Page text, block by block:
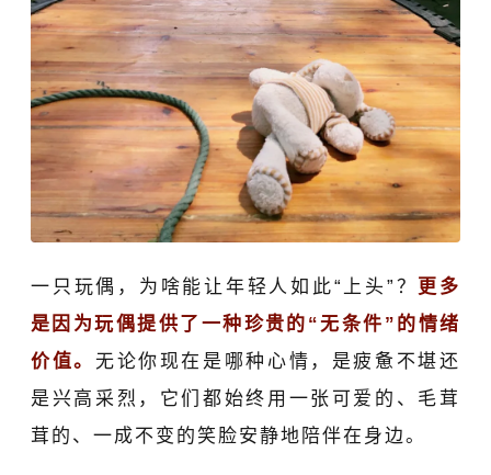
一只玩偶， 为啥能让年轻人如此“ 上头 ” ？ 更多
是因为玩偶提供 了 一种珍贵的“无条件 ” 的情绪
价值。 无论你现在是哪种心情，是疲惫不堪还
是兴高采烈，它们都始终用 一张可爱的、 毛茸
茸的 、一成不变的 笑脸安静地 陪伴在身边。